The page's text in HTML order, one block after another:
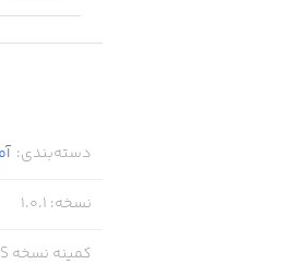
-غذا با
بخش پیش
- آش
دسته‌بندی:
نسخه:
1.0.1
کمینه نسخه iOS